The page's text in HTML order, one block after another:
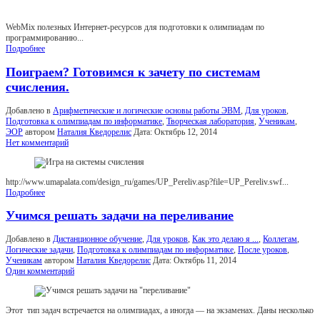
WebMix полезных Интернет-ресурсов для подготовки к олимпиадам по
программированию...
Подробнее
Поиграем? Готовимся к зачету по системам
счисления.
Добавлено в Арифметические и логические основы работы ЭВМ Для уроков
Подготовка к олимпиадам по информатике Творческая лаборатория Ученикам
ЭОР автором Наталия Кведорелис Дата: Октябрь 12, 2014
Нет комментарий
http://www.umapalata.com/design_ru/games/UP_Pereliv.asp?file=UP_Pereliv.swf...
Подробнее
Учимся решать задачи на переливание
Добавлено в Дистанционное обучение, Для уроков, Как это делаю я ..., Коллегам,
Логические задачи, Подготовка к олимпиадам по информатике, После уроков,
Ученикам автором Наталия Кведорелис Дата: Октябрь 11, 2014
Один комментарий
Этот тип задач встречается на олимпиадах, а иногда — на экзаменах. Даны несколько